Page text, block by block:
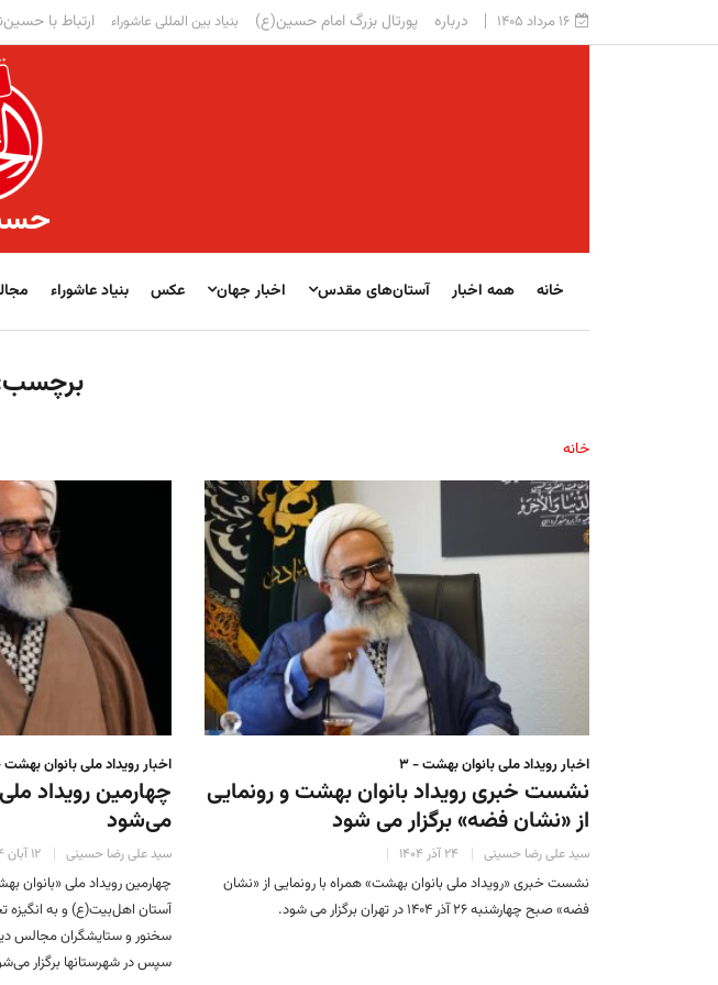
۱۶ مرداد ۱۴۰۵ درباره پورتال بزرگ امام حسین(ع) بنیاد بین المللی عاشوراء ارتباط با
خانه همه اخبار آستان‌های مقدس اخبار جهان عکس بنیاد عاشوراء
خانه
اخبار رویداد ملی بانوان بهشت - ۳
نشست خبری رویداد بانوان بهشت و رونمایی
از «نشان فضه» برگزار می شود
سید علی رضا حسینی ۲۴ آذر ۱۴۰۴
نشست خبری «رویداد ملی بانوان بهشت» همراه با رونمایی از «نشان
فضه» صبح چهارشنبه ۲۶ آذر ۱۴۰۴ در تهران برگزار می شود.
اخبار رویداد ملی بانوان بهشت -
چهارمین رویداد
می‌شود
سید علی رضا حسینی ۱۲ آبان ۱۴۰۴
چهارمین رویداد ملی
آستان اهل‌بیت(ع) و به انگیزه
سپس در شهرستانها برگزار